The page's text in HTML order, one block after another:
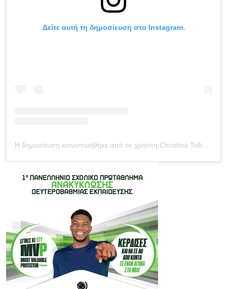
Δείτε αυτή τη δημοσίευση στο Instagram.